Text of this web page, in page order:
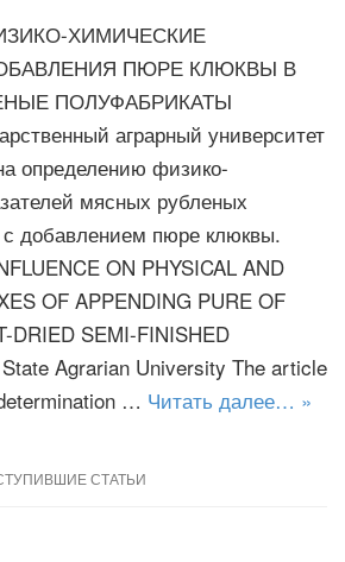
ХИМИЧЕСКИЕ
ПЮРЕ КЛЮКВЫ В
ПОЛУФАБРИКАТЫ
аграрный университет
определению физико-
мясных рубленых
добавлением пюре клюквы.
ON PHYSICAL AND
OF APPENDING PURE OF
DRIED SEMI-FINISHED
Agrarian University The article
… Читать далее… »
СТАТЬИ